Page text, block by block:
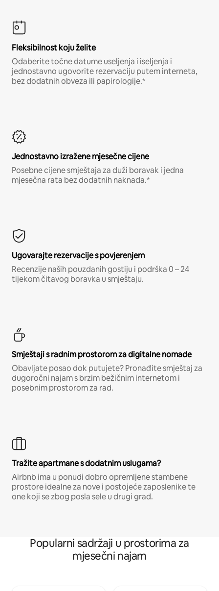
Fleksibilnost koju želite
Odaberite točne datume useljenja i iseljenja i
jednostavno ugovorite rezervaciju putem interneta,
bez dodatnih obveza ili papirologije.*
Jednostavno izražene mjesečne cijene
Posebne cijene smještaja za duži boravak i jedna
mjesečna rata bez dodatnih naknada.*
Ugovarajte rezervacije s povjerenjem
Recenzije naših pouzdanih gostiju i podrška 0 – 24
tijekom čitavog boravka u smještaju.
Smještaji s radnim prostorom za digitalne nomade
Obavljate posao dok putujete? Pronađite smještaj za
dugoročni najam s brzim bežičnim internetom i
posebnim prostorom za rad.
Tražite apartmane s dodatnim uslugama?
Airbnb ima u ponudi dobro opremljene stambene
prostore idealne za nove i postojeće zaposlenike te
one koji se zbog posla sele u drugi grad.
Popularni sadržaji u prostorima za
mjesečni najam